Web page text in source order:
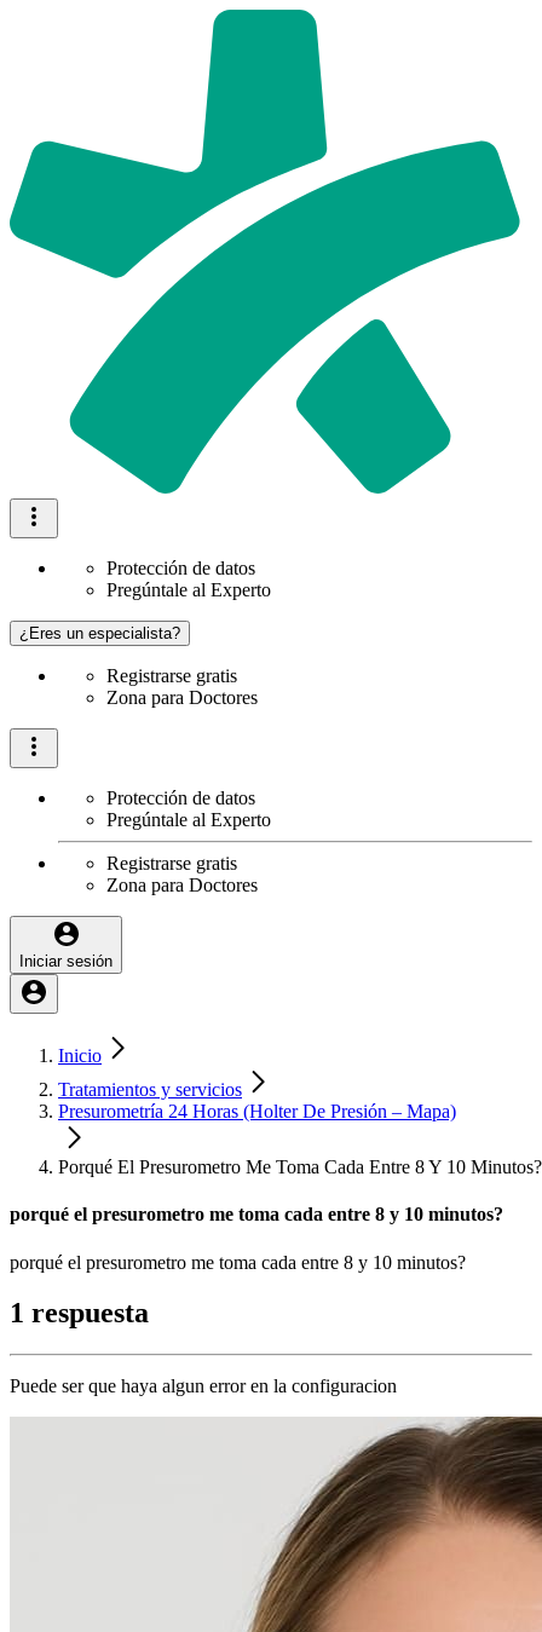
Protección de datos
Pregúntale al Experto
¿Eres un especialista?
Registrarse gratis
Zona para Doctores
Protección de datos
Pregúntale al Experto
Registrarse gratis
Zona para Doctores
Iniciar sesión
Inicio
Tratamientos y servicios
Presurometría 24 Horas (Holter De Presión – Mapa)
Porqué El Presurometro Me Toma Cada Entre 8 Y 10 Minutos?
porqué el presurometro me toma cada entre 8 y 10 minutos?
porqué el presurometro me toma cada entre 8 y 10 minutos?
1 respuesta
Puede ser que haya algun error en la configuracion